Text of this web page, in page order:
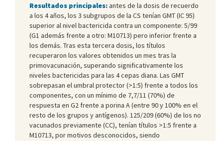
Resultados principales:antes de la dosis de recuerdo
a los 4 años, los 3 subgrupos de la CS tenían GMT (IC 95)
superior al nivel bactericida contra un componente: 5/99
(G1 además frente a otro: M10713) pero inferior frente a
los demás. Tras esta tercera dosis, los títulos
recuperaron los valores obtenidos un mes tras la
primovacunación, superando significativamente los
niveles bactericidas para las 4 cepas diana. Las GMT
sobrepasan el umbral protector (>1:5) frente a todos los
componentes, con un mínimo de 7,7/11 (70%) de
respuesta en G2 frente a porina A (entre 90 y 100% en el
resto de los grupos y antígenos). 125/209 (60%) de los no
vacunados previamente (CC), tenían títulos >1:5 frente a
M10713, por motivos desconocidos, siendo